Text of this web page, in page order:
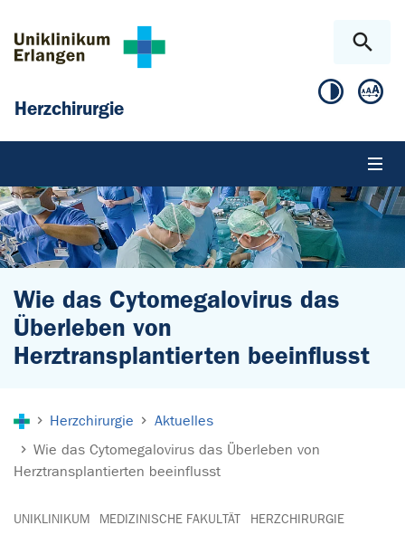
Herzchirurgie
Wie das Cytomegalovirus das
Überleben von
Herztransplantierten beeinflusst
Herzchirurgie
Aktuelles
Wie das Cytomegalovirus das Überleben von
Herztransplantierten beeinflusst
UNIKLINIKUM MEDIZINISCHE FAKULTÄT HERZCHIRURGIE